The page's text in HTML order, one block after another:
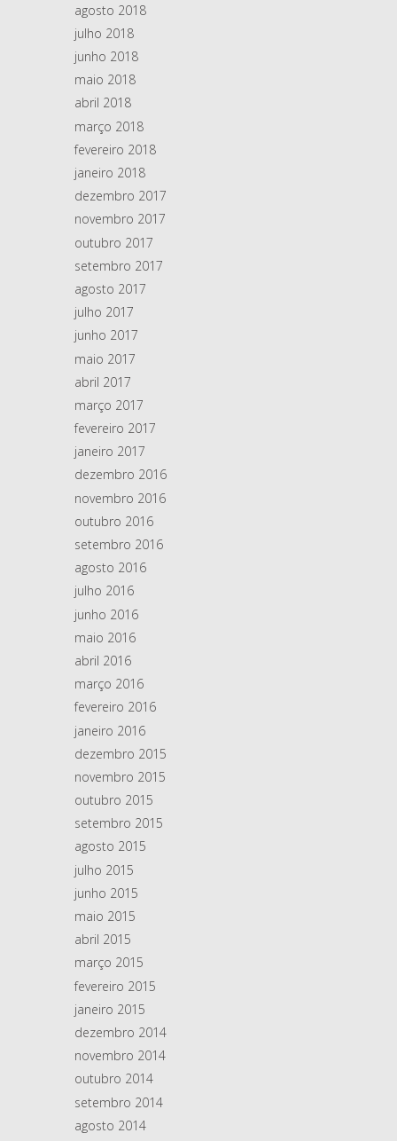
agosto 2018
julho 2018
junho 2018
maio 2018
abril 2018
março 2018
fevereiro 2018
janeiro 2018
dezembro 2017
novembro 2017
outubro 2017
setembro 2017
agosto 2017
julho 2017
junho 2017
maio 2017
abril 2017
março 2017
fevereiro 2017
janeiro 2017
dezembro 2016
novembro 2016
outubro 2016
setembro 2016
agosto 2016
julho 2016
junho 2016
maio 2016
abril 2016
março 2016
fevereiro 2016
janeiro 2016
dezembro 2015
novembro 2015
outubro 2015
setembro 2015
agosto 2015
julho 2015
junho 2015
maio 2015
abril 2015
março 2015
fevereiro 2015
janeiro 2015
dezembro 2014
novembro 2014
outubro 2014
setembro 2014
agosto 2014